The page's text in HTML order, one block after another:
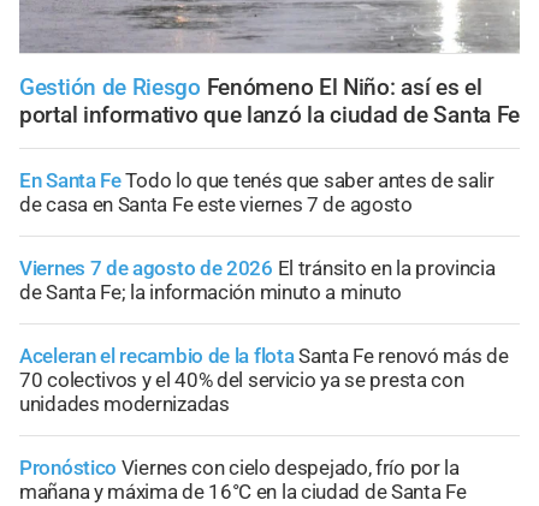
Gestión de Riesgo Fenómeno El Niño: así es el
portal informativo que lanzó la ciudad de Santa Fe
En Santa FeTodo lo que tenés que saber antes de salir
de casa en Santa Fe este viernes 7 de agosto
Viernes 7 de agosto de 2026 El tránsito en la provincia
de Santa Fe; la información minuto a minuto
Aceleran el recambio de la flotaSanta Fe renovó más de
70 colectivos y el 40% del servicio ya se presta con
unidades modernizadas
Pronóstico Viernes con cielo despejado, frío por la
mañana y máxima de 16°C en la ciudad de Santa Fe